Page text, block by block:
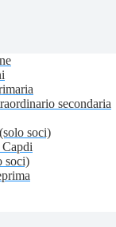
secondaria
soci)
soci)